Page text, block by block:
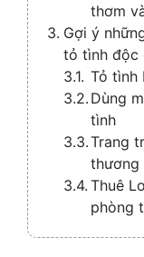
thơm
Gợi ý
tỏ tình độc
Tỏ tình
Dùng
tình
Trang
thương
Thuê
phòng